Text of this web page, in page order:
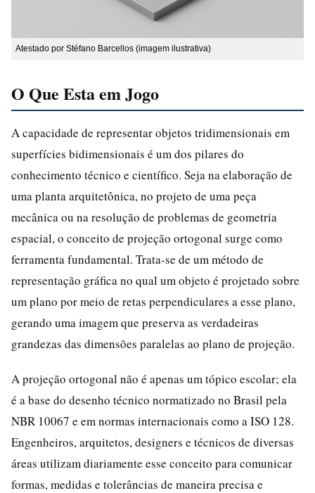
Atestado por Stéfano Barcellos (imagem ilustrativa)
O Que Esta em Jogo
A capacidade de representar objetos tridimensionais em
superfícies bidimensionais é um dos pilares do
conhecimento técnico e científico. Seja na elaboração de
uma planta arquitetônica, no projeto de uma peça
mecânica ou na resolução de problemas de geometria
espacial, o conceito de projeção ortogonal surge como
ferramenta fundamental. Trata-se de um método de
representação gráfica no qual um objeto é projetado sobre
um plano por meio de retas perpendiculares a esse plano,
gerando uma imagem que preserva as verdadeiras
grandezas das dimensões paralelas ao plano de projeção.
A projeção ortogonal não é apenas um tópico escolar; ela
é a base do desenho técnico normatizado no Brasil pela
NBR 10067 e em normas internacionais como a ISO 128.
Engenheiros, arquitetos, designers e técnicos de diversas
áreas utilizam diariamente esse conceito para comunicar
formas, medidas e tolerâncias de maneira precisa e